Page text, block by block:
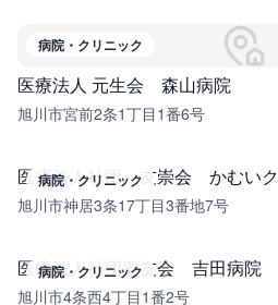
病院・クリニック
医療法人 元生会 森山病院
旭川市宮前2条1丁目1番6号
病院・クリニック
医療法人社団 友崇会 かむいク
旭川市神居3条17丁目3番地7号
病院・クリニック
医療法人社団慶友会 吉田病院
旭川市4条西4丁目1番2号